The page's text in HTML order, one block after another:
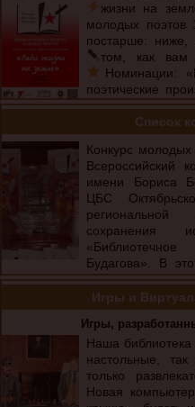
жизни на
молодых поэтов
постарше: ниже,
том, как вам
Номинации:
поэтические
Отечественной ...
Список
Конкурс
Всероссийский
имени Бориса
ЦБС
региональной
сохранения
Будагова». В
поддержке Управления
Новосибирска. Список
Игры и
Игры,
Наша библиотека
настольные,
только
Новая